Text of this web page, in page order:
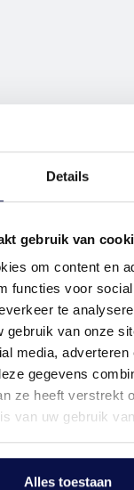
Details
gebruik van
om content en
functies voor
te
gebruik van onze
media, adverteren
gegevens
ze heeft verstrekt
van uw gebruik
Alles toestaan